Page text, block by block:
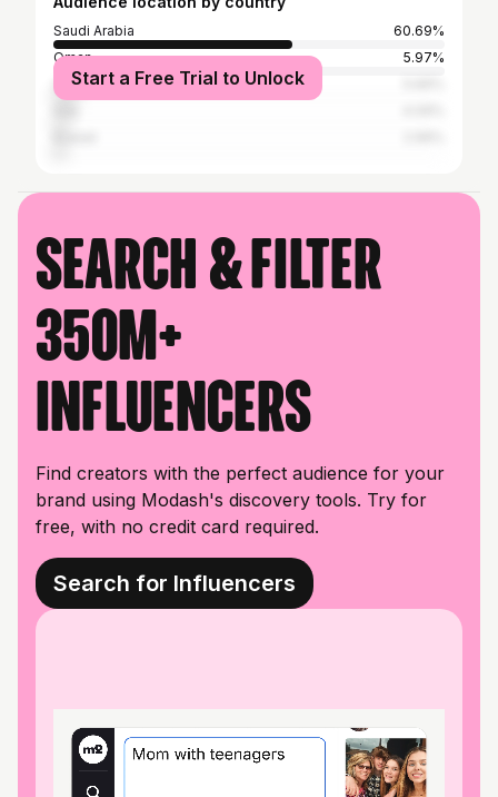
Saudi Arabia
60.69%
Oman
5.97%
United Arab Emirates
Start a Free Trial to Unlock
Search & filter
350M+
influencers
Find creators with the perfect audience for your
brand using Modash's discovery tools. Try for
free, with no credit card required.
Search for Influencers